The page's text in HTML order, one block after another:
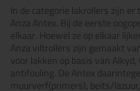
In de categorie lakrollers zijn
Anza Antex. Bij de eerste
elkaar. Hoewel ze op elkaar
Anza viltrollers zijn gemaakt
voor lakken op basis van
antifouling. De Antex
muurverf(primers), beits/